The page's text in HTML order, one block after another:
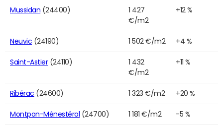
Mussidan (24400)
1 427
€/m2
+12 %
Neuvic (24190) 1 502 €/m2 +4 %
Saint-Astier(24110)
1 432
€/m2
+11 %
Ribérac (24600) 1 323 €/m2 +20 %
Montpon-Ménestérol (24700) 1 181 €/m2 -5 %